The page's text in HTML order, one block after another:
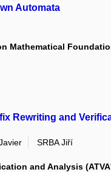
Automata
Mathematical
Rewriting and
SRBA Jiří
and Analysis